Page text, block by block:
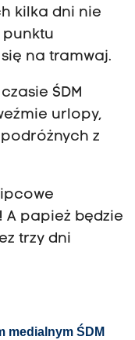
kilka dni nie
na tramwaj.
ŚDM
urlopy,
z
A papież będzie
trzy dni
medialnym ŚDM